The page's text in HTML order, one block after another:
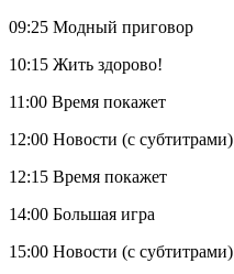
09:25 Модный приговор
10:15 Жить здорово!
11:00 Время покажет
12:00 Новости (с субтитрами)
12:15 Время покажет
14:00 Большая игра
15:00 Новости (с субтитрами)